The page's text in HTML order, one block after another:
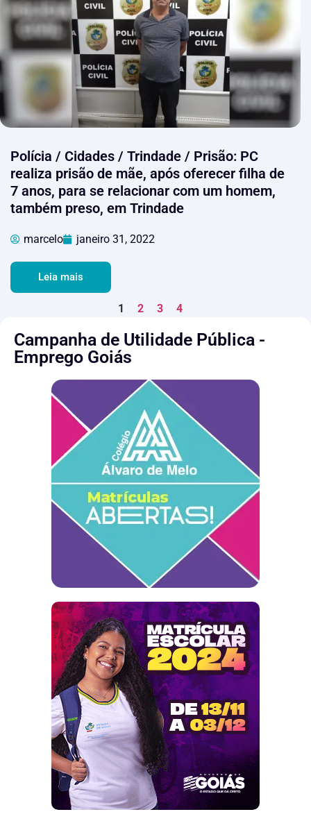
Polícia / Cidades / Trindade / Prisão: PC
realiza prisão de mãe, após oferecer filha de
7 anos, para se relacionar com um homem,
também preso, em Trindade
marcelo janeiro 31, 2022
Leia mais
1 2 3 4
Campanha de Utilidade Pública -
Emprego Goiás